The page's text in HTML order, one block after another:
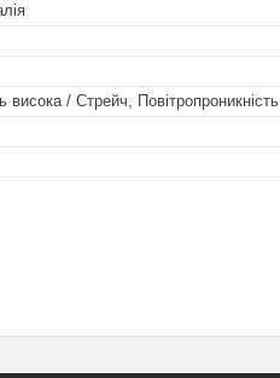
висока / Стрейч, Повітропроникність